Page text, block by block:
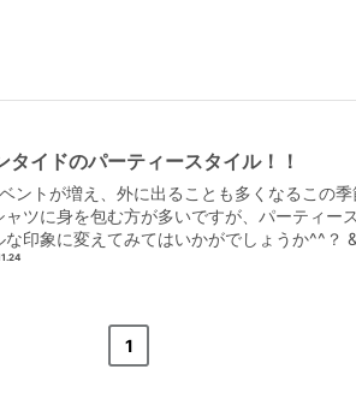
タイドのパーティースタイル！！
ントが増え、外に出ることも多くなるこの
ャツに身を包む方が多いですが、パーティー
な印象に変えてみてはいかがでしょうか^^？
1